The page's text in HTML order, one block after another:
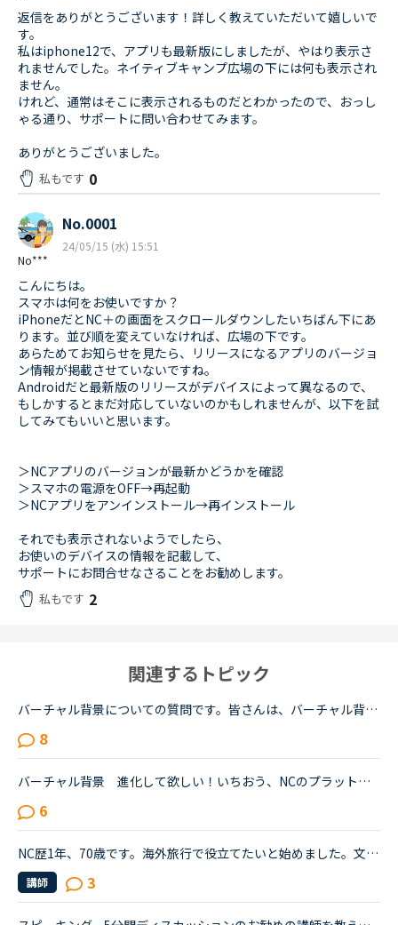
返信をありがとうございます！詳しく教えていただいて嬉しいで
す。
私はiphone12で、アプリも最新版にしましたが、やはり表示さ
れませんでした。ネイティブキャンプ広場の下には何も表示され
ません。
けれど、通常はそこに表示されるものだとわかったので、おっし
ゃる通り、サポートに問い合わせてみます。
ありがとうございました。
私もです 0
No***
No.0001
24/05/15 (水) 15:51
こんにちは。
スマホは何をお使いですか？
iPhoneだとNC＋の画面をスクロールダウンしたいちばん下にあ
ります。並び順を変えていなければ、広場の下です。
あらためてお知らせを見たら、リリースになるアプリのバージョ
ン情報が掲載させていないですね。
Androidだと最新版のリリースがデバイスによって異なるので、
もしかするとまだ対応していないのかもしれませんが、以下を試
してみてもいいと思います。
＞NCアプリのバージョンが最新かどうかを確認
＞スマホの電源をOFF→再起動
＞NCアプリをアンインストール→再インストール
それでも表示されないようでしたら、
お使いのデバイスの情報を記載して、
サポートにお問合せなさることをお勧めします。
私もです 2
関連するトピック
バーチャル背景についての質問です。皆さんは、バーチャル背景を利用することがありますか。私は家の構造上、背景を壁側等にできないので、この機能を利用しようとしたのですが、何だか変な映像になってしまいま...
8
バーチャル背景 進化して欲しい！いちおう、NCのプラットフォームには「バーチャル背景」の機能が付いていますが、使うと途端にプラットフォームが重くなるし、動きは変だし、自分の画像はダウンロードできない...
6
NC歴1年、70歳です。海外旅行で役立てたいと始めました。文法初級〜中級を終えて、今はside by sideを中心に時々5分間ディスカッションを受けています。レッスン自体は楽しく受けていますが、コロナ禍で海外旅行...
講師 3